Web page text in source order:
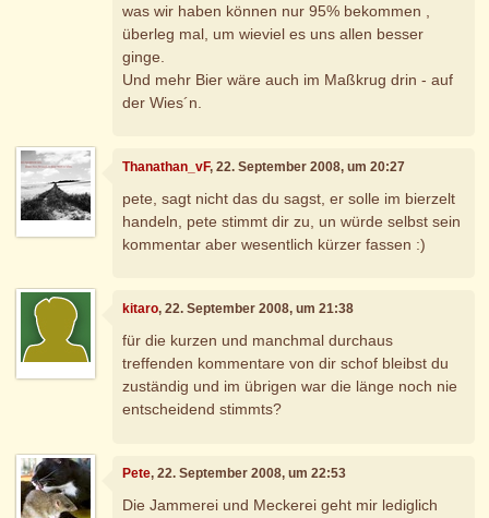
was wir haben können nur 95% bekommen ,
überleg mal, um wieviel es uns allen besser
ginge.
Und mehr Bier wäre auch im Maßkrug drin - auf
der Wies´n.
Thanathan_vF, 22. September 2008, um 20:27
pete, sagt nicht das du sagst, er solle im bierzelt
handeln, pete stimmt dir zu, un würde selbst sein
kommentar aber wesentlich kürzer fassen :)
kitaro, 22. September 2008, um 21:38
für die kurzen und manchmal durchaus
treffenden kommentare von dir schof bleibst du
zuständig und im übrigen war die länge noch nie
entscheidend stimmts?
Pete, 22. September 2008, um 22:53
Die Jammerei und Meckerei geht mir lediglich